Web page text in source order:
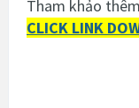
Tham khảo
CLICK LINK